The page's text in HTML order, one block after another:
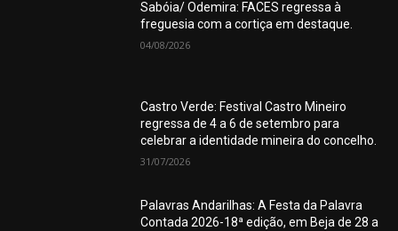
Sabóia/ Odemira: FACES regressa à
freguesia com a cortiça em destaque.
04/08/2026
Castro Verde: Festival Castro Mineiro
regressa de 4 a 6 de setembro para
celebrar a identidade mineira do concelho.
31/07/2026
Palavras Andarilhas: A Festa da Palavra
Contada 2026-18ª edição, em Beja de 28 a